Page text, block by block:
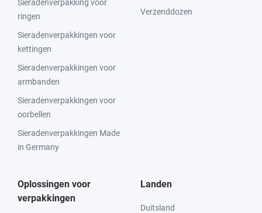
Sieradenverpakking voor
ringen
Sieradenverpakkingen voor
kettingen
Sieradenverpakkingen voor
armbanden
Sieradenverpakkingen voor
oorbellen
Sieradenverpakkingen Made
in Germany
Verzenddozen
Oplossingen voor
verpakkingen
Landen
Duitsland